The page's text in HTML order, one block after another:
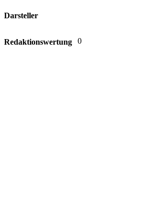
Darsteller
Redaktionswertung 0